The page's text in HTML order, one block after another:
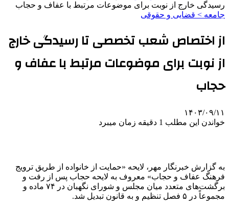
رسیدگی خارج از نوبت برای موضوعات مرتبط با عفاف و حجاب
جامعه > قضایی و حقوقی
از اختصاص شعب تخصصی تا رسیدگی خارج
از نوبت برای موضوعات مرتبط با عفاف و
حجاب
۱۴۰۳/۰۹/۱۱
خواندن این مطلب 1 دقیقه زمان میبرد
به گزارش خبرنگار مهر، لایحه «حمایت از خانواده از طریق ترویج
فرهنگ عفاف و حجاب» معروف به لایحه حجاب پس از رفت و
برگشت‌های متعدد میان مجلس و شورای نگهبان در ۷۴ ماده و
مجموعاً در ۵ فصل تنظیم و به قانون تبدیل شد.